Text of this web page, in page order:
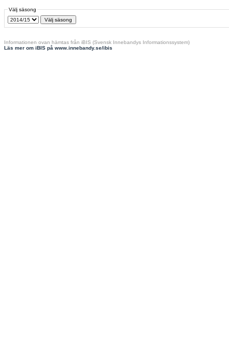
Välj säsong
Informationen ovan hämtas från iBIS (Svensk Innebandys Informationssystem)
Läs mer om iBIS på www.innebandy.se/ibis